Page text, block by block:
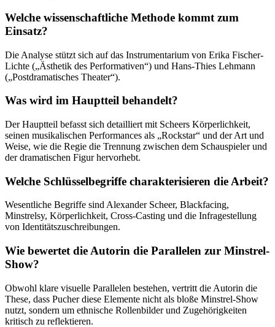
Welche wissenschaftliche Methode kommt zum
Einsatz?
Die Analyse stützt sich auf das Instrumentarium von Erika Fischer-
Lichte („Ästhetik des Performativen“) und Hans-Thies Lehmann
(„Postdramatisches Theater“).
Was wird im Hauptteil behandelt?
Der Hauptteil befasst sich detailliert mit Scheers Körperlichkeit,
seinen musikalischen Performances als „Rockstar“ und der Art und
Weise, wie die Regie die Trennung zwischen dem Schauspieler und
der dramatischen Figur hervorhebt.
Welche Schlüsselbegriffe charakterisieren die Arbeit?
Wesentliche Begriffe sind Alexander Scheer, Blackfacing,
Minstrelsy, Körperlichkeit, Cross-Casting und die Infragestellung
von Identitätszuschreibungen.
Wie bewertet die Autorin die Parallelen zur Minstrel-
Show?
Obwohl klare visuelle Parallelen bestehen, vertritt die Autorin die
These, dass Pucher diese Elemente nicht als bloße Minstrel-Show
nutzt, sondern um ethnische Rollenbilder und Zugehörigkeiten
kritisch zu reflektieren.